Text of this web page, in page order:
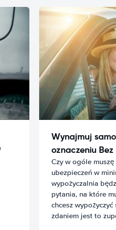
Wynajmuj
oznaczeniu
Czy w ogóle muszę
ubezpieczeń w
wypożyczalnia
pytania, na które
chcesz
zdaniem jest to